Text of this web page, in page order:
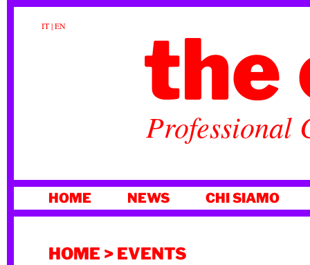
IT|EN the
Professional
AL
HOME NEWS CHI SIAMO
HOME > EVENTS